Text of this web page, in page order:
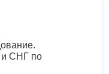
и СНГ по